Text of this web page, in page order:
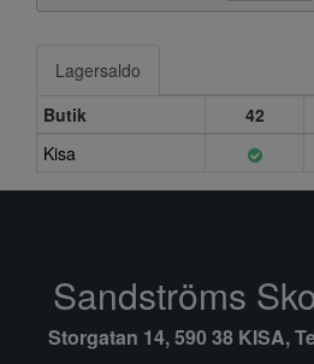
Lagersaldo
Butik
42
Kisa
Sandströms
Storgatan 14, 590 38 KISA,